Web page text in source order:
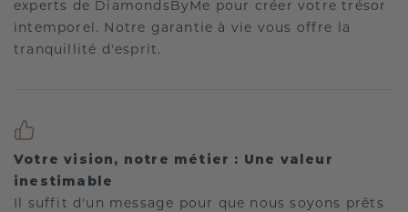
experts de DiamondsByMe pour créer votre trésor
intemporel. Notre garantie à vie vous offre la
tranquillité d'esprit.
Votre vision, notre métier : Une valeur
inestimable
Il suffit d'un message pour que nous soyons prêts